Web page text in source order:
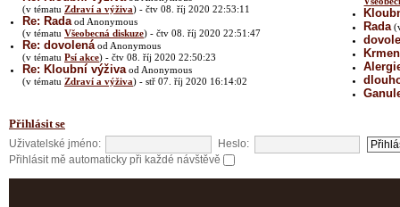
(v tématu Zdraví a výživa) - čtv 08. říj 2020 22:53:11
Re: Rada od Anonymous
(v tématu Všeobecná diskuze) - čtv 08. říj 2020 22:51:47
Re: dovolená od Anonymous
(v tématu Psí akce) - čtv 08. říj 2020 22:50:23
Re: Kloubní výživa od Anonymous
(v tématu Zdraví a výživa) - stř 07. říj 2020 16:14:02
Rada
Přihlásit se
Uživatelské jméno:
Heslo:
Přihlásit mě automaticky při každé návštěvě